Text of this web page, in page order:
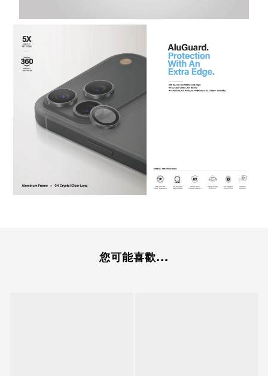
您可能喜歡...